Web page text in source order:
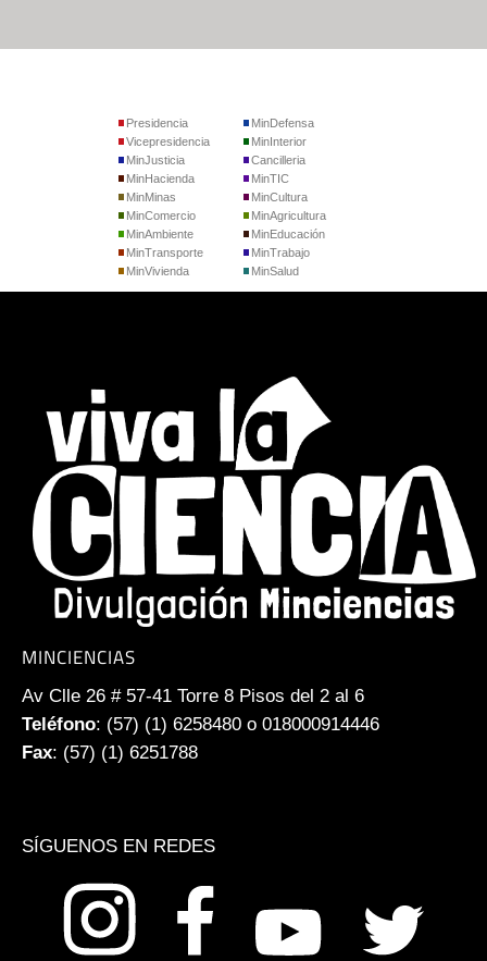
Presidencia
Vicepresidencia
MinJusticia
MinDefensa
MinInterior
Cancilleria
MinHacienda
MinMinas
MinComercio
MinTIC
MinCultura
MinAgricultura
MinAmbiente
MinTransporte
MinVivienda
MinEducación
MinTrabajo
MinSalud
MINCIENCIAS
Av Clle 26 # 57-41 Torre 8 Pisos del 2 al 6
Teléfono: (57) (1) 6258480 o 018000914446
Fax: (57) (1) 6251788
SÍGUENOS EN REDES